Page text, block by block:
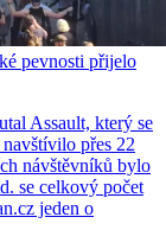
pevnosti přijelo
Assault, který se
přes 22
návštěvníků bylo
se celkový počet
jeden o